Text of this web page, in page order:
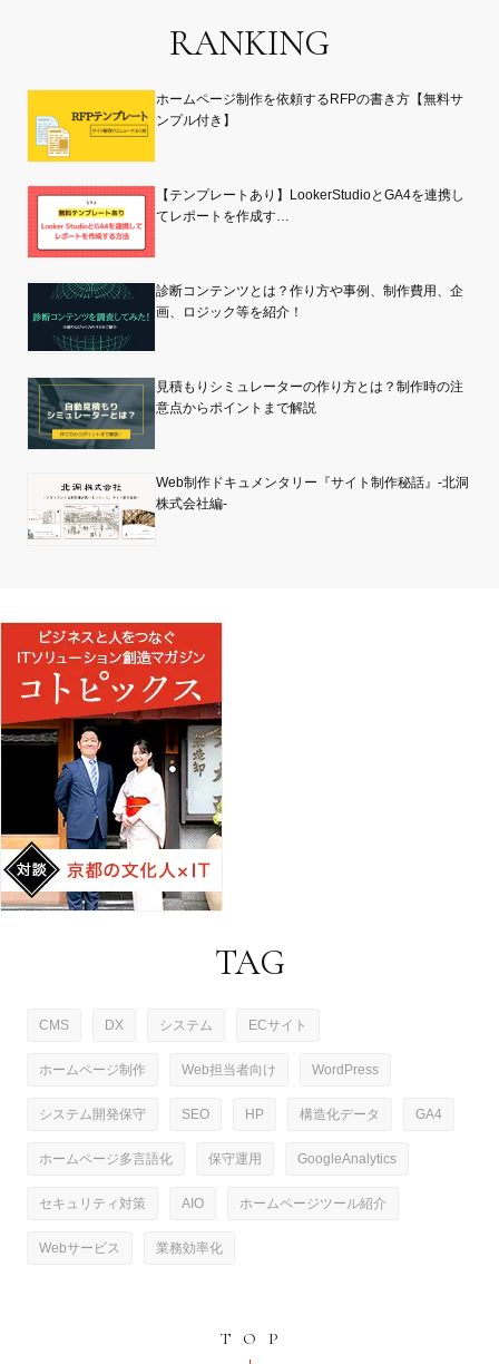
RANKING
ホームページ制作を依頼するRFPの書き方【無料サ
ンプル付き】
【テンプレートあり】LookerStudioとGA4を連携し
てレポートを作成す…
診断コンテンツとは？作り方や事例、制作費用、企
画、ロジック等を紹介！
見積もりシミュレーターの作り方とは？制作時の注
意点からポイントまで解説
Web制作ドキュメンタリー『サイト制作秘話』-北洞
株式会社編-
TAG
CMS DX システム ECサイト
ホームページ制作 Web担当者向け WordPress
システム開発保守 SEO HP 構造化データ GA4
ホームページ多言語化 保守運用 GoogleAnalytics
セキュリティ対策 AIO ホームページツール紹介
Webサービス 業務効率化
TOP